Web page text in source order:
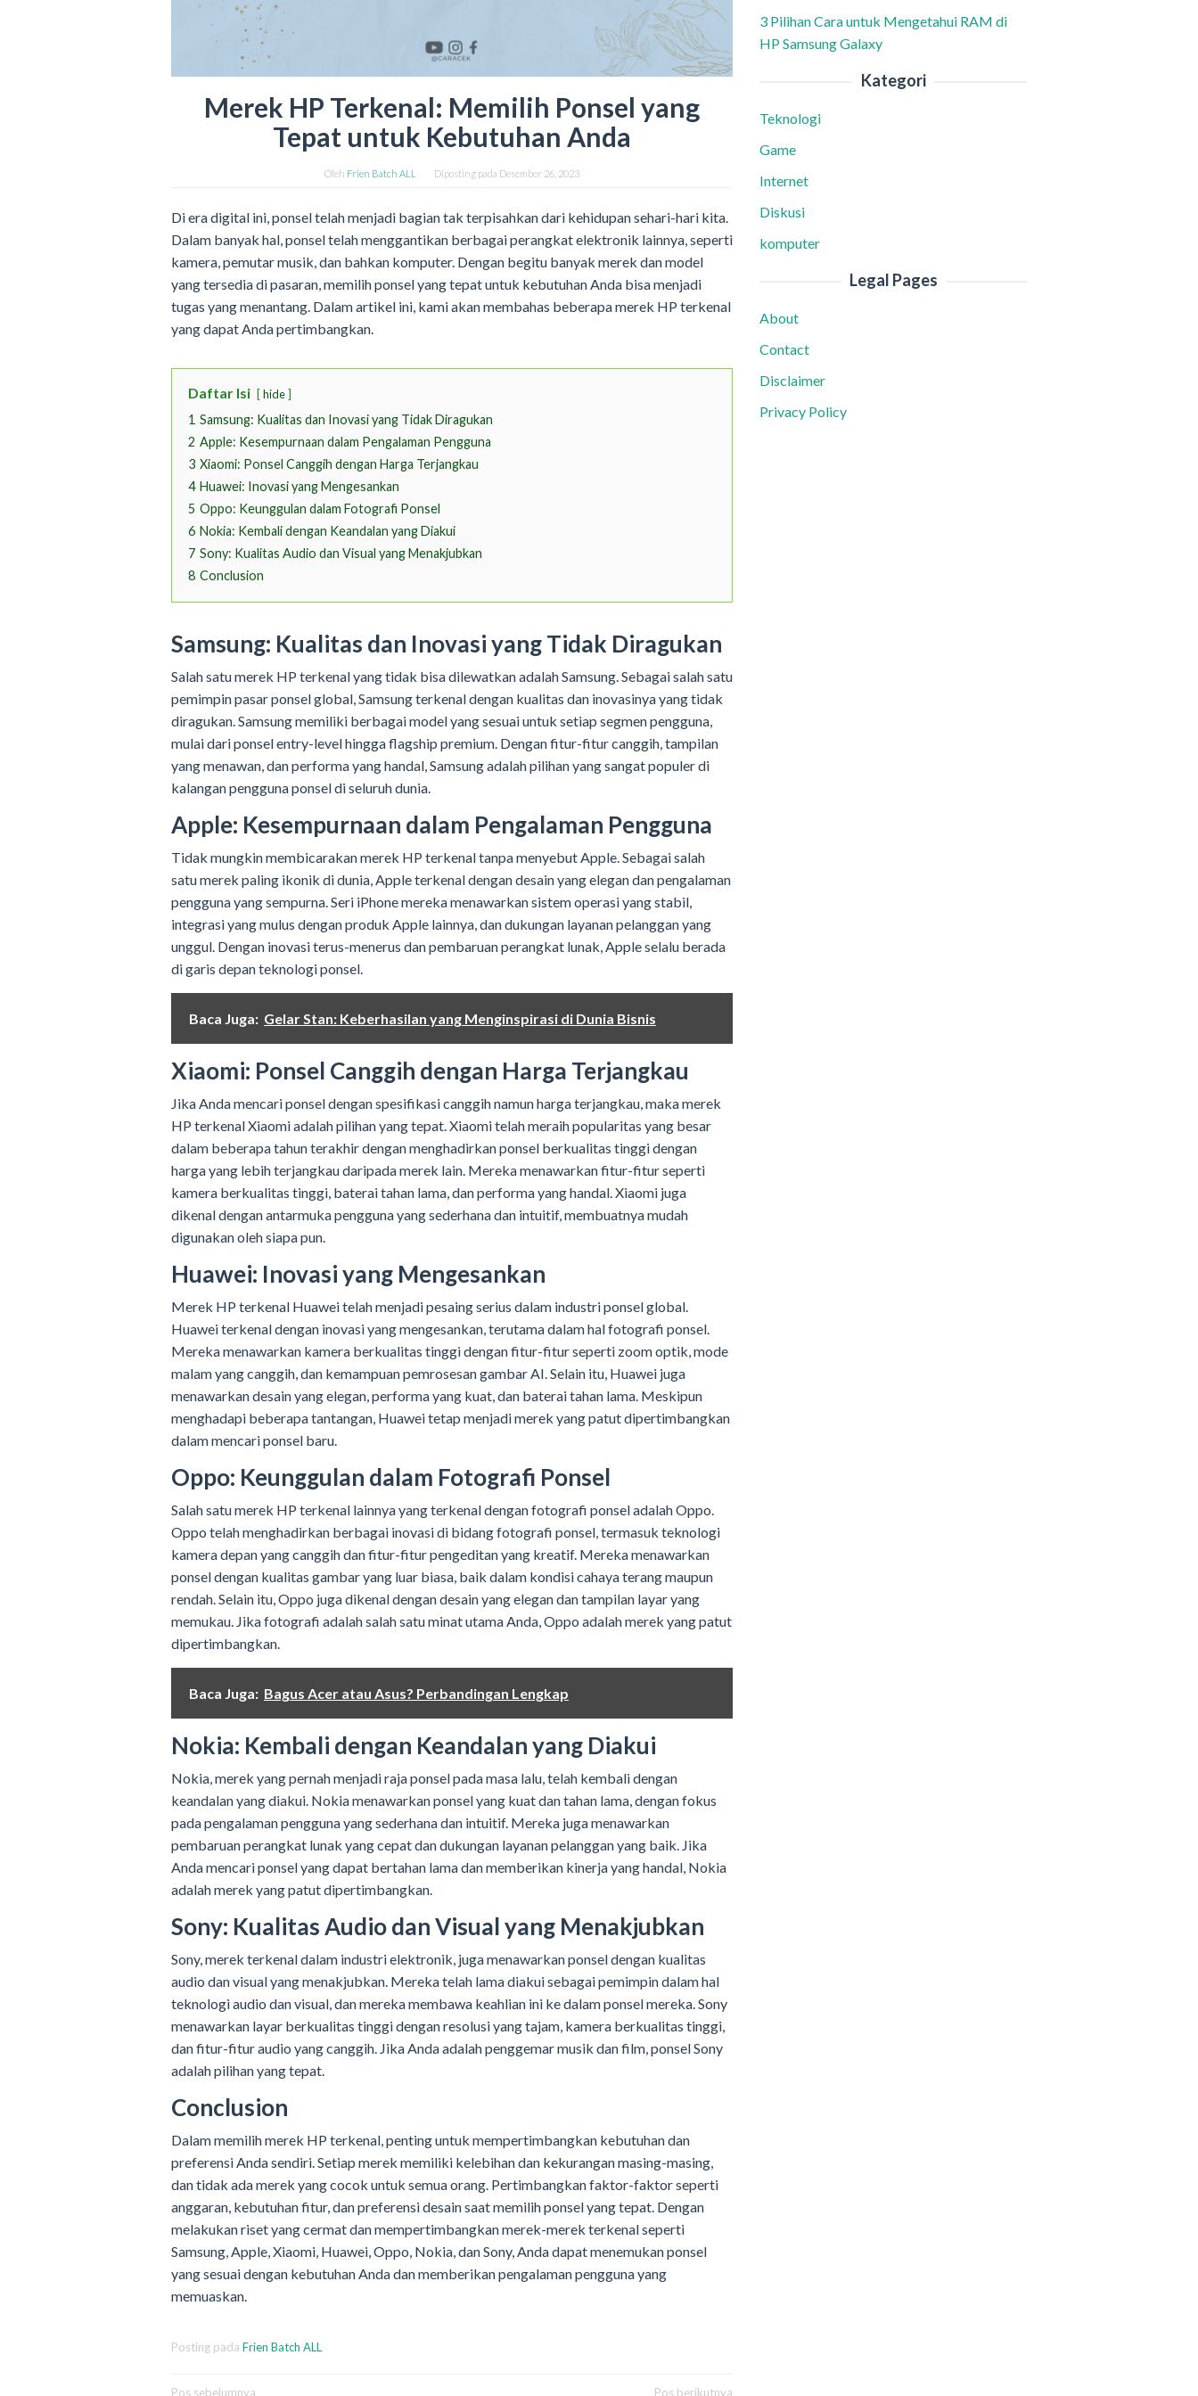
Merek HP Terkenal: Memilih Ponsel yang
Tepat untuk Kebutuhan Anda
Oleh Frien Batch ALL Diposting pada Desember 26, 2023
Di era digital ini, ponsel telah menjadi bagian tak terpisahkan dari kehidupan sehari-hari kita.
Dalam banyak hal, ponsel telah menggantikan berbagai perangkat elektronik lainnya, seperti
kamera, pemutar musik, dan bahkan komputer. Dengan begitu banyak merek dan model
yang tersedia di pasaran, memilih ponsel yang tepat untuk kebutuhan Anda bisa menjadi
tugas yang menantang. Dalam artikel ini, kami akan membahas beberapa merek HP terkenal
yang dapat Anda pertimbangkan.
Daftar Isi hide
1 Samsung: Kualitas dan Inovasi yang Tidak Diragukan
2 Apple: Kesempurnaan dalam Pengalaman Pengguna
3 Xiaomi: Ponsel Canggih dengan Harga Terjangkau
4 Huawei: Inovasi yang Mengesankan
5 Oppo: Keunggulan dalam Fotografi Ponsel
6 Nokia: Kembali dengan Keandalan yang Diakui
7 Sony: Kualitas Audio dan Visual yang Menakjubkan
8 Conclusion
Samsung: Kualitas dan Inovasi yang Tidak Diragukan
Salah satu merek HP terkenal yang tidak bisa dilewatkan adalah Samsung. Sebagai salah satu
pemimpin pasar ponsel global, Samsung terkenal dengan kualitas dan inovasinya yang tidak
diragukan. Samsung memiliki berbagai model yang sesuai untuk setiap segmen pengguna,
mulai dari ponsel entry-level hingga flagship premium. Dengan fitur-fitur canggih, tampilan
yang menawan, dan performa yang handal, Samsung adalah pilihan yang sangat populer di
kalangan pengguna ponsel di seluruh dunia.
Apple: Kesempurnaan dalam Pengalaman Pengguna
Tidak mungkin membicarakan merek HP terkenal tanpa menyebut Apple. Sebagai salah
satu merek paling ikonik di dunia, Apple terkenal dengan desain yang elegan dan pengalaman
pengguna yang sempurna. Seri iPhone mereka menawarkan sistem operasi yang stabil,
integrasi yang mulus dengan produk Apple lainnya, dan dukungan layanan pelanggan yang
unggul. Dengan inovasi terus-menerus dan pembaruan perangkat lunak, Apple selalu berada
di garis depan teknologi ponsel.
Baca Juga: Gelar Stan: Keberhasilan yang Menginspirasi di Dunia Bisnis
Xiaomi: Ponsel Canggih dengan Harga Terjangkau
Jika Anda mencari ponsel dengan spesifikasi canggih namun harga terjangkau, maka merek
HP terkenal Xiaomi adalah pilihan yang tepat. Xiaomi telah meraih popularitas yang besar
dalam beberapa tahun terakhir dengan menghadirkan ponsel berkualitas tinggi dengan
harga yang lebih terjangkau daripada merek lain. Mereka menawarkan fitur-fitur seperti
kamera berkualitas tinggi, baterai tahan lama, dan performa yang handal. Xiaomi juga
dikenal dengan antarmuka pengguna yang sederhana dan intuitif, membuatnya mudah
digunakan oleh siapa pun.
Huawei: Inovasi yang Mengesankan
Merek HP terkenal Huawei telah menjadi pesaing serius dalam industri ponsel global.
Huawei terkenal dengan inovasi yang mengesankan, terutama dalam hal fotografi ponsel.
Mereka menawarkan kamera berkualitas tinggi dengan fitur-fitur seperti zoom optik, mode
malam yang canggih, dan kemampuan pemrosesan gambar AI. Selain itu, Huawei juga
menawarkan desain yang elegan, performa yang kuat, dan baterai tahan lama. Meskipun
menghadapi beberapa tantangan, Huawei tetap menjadi merek yang patut dipertimbangkan
dalam mencari ponsel baru.
Oppo: Keunggulan dalam Fotografi Ponsel
Salah satu merek HP terkenal lainnya yang terkenal dengan fotografi ponsel adalah Oppo.
Oppo telah menghadirkan berbagai inovasi di bidang fotografi ponsel, termasuk teknologi
kamera depan yang canggih dan fitur-fitur pengeditan yang kreatif. Mereka menawarkan
ponsel dengan kualitas gambar yang luar biasa, baik dalam kondisi cahaya terang maupun
rendah. Selain itu, Oppo juga dikenal dengan desain yang elegan dan tampilan layar yang
memukau. Jika fotografi adalah salah satu minat utama Anda, Oppo adalah merek yang patut
dipertimbangkan.
Baca Juga: Bagus Acer atau Asus? Perbandingan Lengkap
Nokia: Kembali dengan Keandalan yang Diakui
Nokia, merek yang pernah menjadi raja ponsel pada masa lalu, telah kembali dengan
keandalan yang diakui. Nokia menawarkan ponsel yang kuat dan tahan lama, dengan fokus
pada pengalaman pengguna yang sederhana dan intuitif. Mereka juga menawarkan
pembaruan perangkat lunak yang cepat dan dukungan layanan pelanggan yang baik. Jika
Anda mencari ponsel yang dapat bertahan lama dan memberikan kinerja yang handal, Nokia
adalah merek yang patut dipertimbangkan.
Sony: Kualitas Audio dan Visual yang Menakjubkan
Sony, merek terkenal dalam industri elektronik, juga menawarkan ponsel dengan kualitas
audio dan visual yang menakjubkan. Mereka telah lama diakui sebagai pemimpin dalam hal
teknologi audio dan visual, dan mereka membawa keahlian ini ke dalam ponsel mereka. Sony
menawarkan layar berkualitas tinggi dengan resolusi yang tajam, kamera berkualitas tinggi,
dan fitur-fitur audio yang canggih. Jika Anda adalah penggemar musik dan film, ponsel Sony
adalah pilihan yang tepat.
Conclusion
Dalam memilih merek HP terkenal, penting untuk mempertimbangkan kebutuhan dan
preferensi Anda sendiri. Setiap merek memiliki kelebihan dan kekurangan masing-masing,
dan tidak ada merek yang cocok untuk semua orang. Pertimbangkan faktor-faktor seperti
anggaran, kebutuhan fitur, dan preferensi desain saat memilih ponsel yang tepat. Dengan
melakukan riset yang cermat dan mempertimbangkan merek-merek terkenal seperti
Samsung, Apple, Xiaomi, Huawei, Oppo, Nokia, dan Sony, Anda dapat menemukan ponsel
yang sesuai dengan kebutuhan Anda dan memberikan pengalaman pengguna yang
memuaskan.
Posting pada Frien Batch ALL
Pos sebelumnya Pos berikutnya
3 Pilihan Cara untuk Mengetahui RAM di
HP Samsung Galaxy
Kategori
Teknologi
Game
Internet
Diskusi
komputer
Legal Pages
About
Contact
Disclaimer
Privacy Policy